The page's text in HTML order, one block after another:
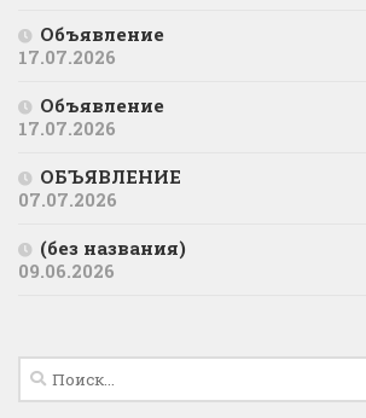
Объявление
17.07.2026
Объявление
17.07.2026
ОБЪЯВЛЕНИЕ
07.07.2026
(без названия)
09.06.2026
Найти: